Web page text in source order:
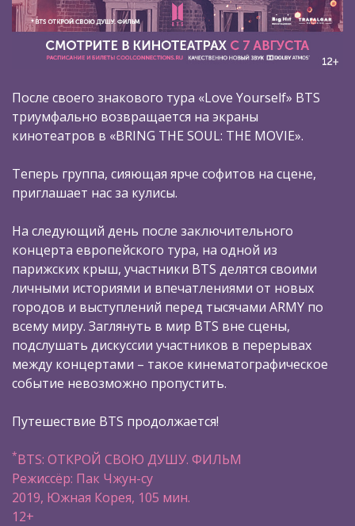
После своего знакового тура «Love Yourself» BTS
триумфально возвращается на экраны
кинотеатров в «BRING THE SOUL: THE MOVIE».
Теперь группа, сияющая ярче софитов на сцене,
приглашает нас за кулисы.
На следующий день после заключительного
концерта европейского тура, на одной из
парижских крыш, участники BTS делятся своими
личными историями и впечатлениями от новых
городов и выступлений перед тысячами ARMY по
всему миру. Заглянуть в мир BTS вне сцены,
подслушать дискуссии участников в перерывах
между концертами – такое кинематографическое
событие невозможно пропустить.
Путешествие BTS продолжается!
*BTS: ОТКРОЙ СВОЮ ДУШУ. ФИЛЬМ
Режиссёр: Пак Чжун-су
2019, Южная Корея, 105 мин.
12+